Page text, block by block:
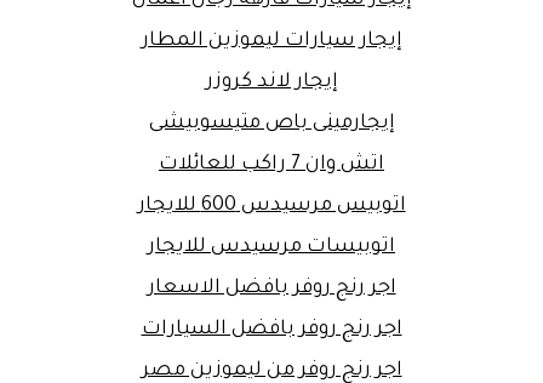
إيجار سيارات ليموزين المطار
إيجار لاند كروزر
إيجارمينى باص متيسوبيشى
اتش وان 7 راكب للعائلات
اتوبيس مرسيدس 600 للايجار
اتوبيسات مرسيدس للايجار
اجر رنج روفر بافضل الاسعار
اجر رنج روفر بافضل السيارات
اجر رنج روفر من ليموزين مصر